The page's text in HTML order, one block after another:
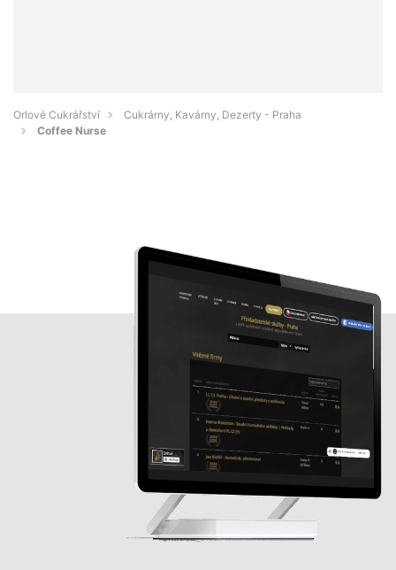
Orlové Cukrářství
Cukrárny, Kavárny, Dezerty - Praha
Coffee Nurse